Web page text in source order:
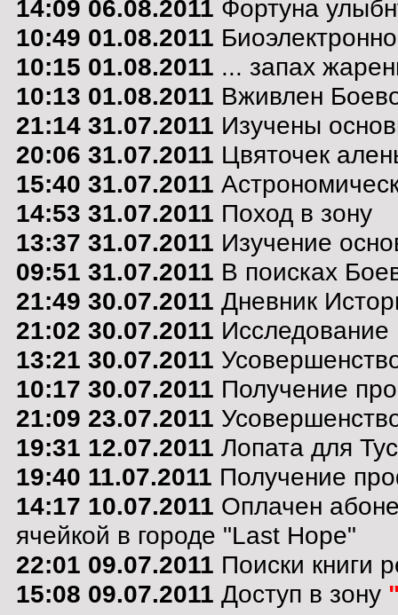
14:09 06.08.2011 Фортуна
10:49 01.08.2011
10:15 01.08.2011 ... запах
10:13 01.08.2011 Вживлен
21:14 31.07.2011 Изучены
20:06 31.07.2011 Цвяточек
15:40 31.07.2011
14:53 31.07.2011 Поход в зону
13:37 31.07.2011 Изучение
09:51 31.07.2011 В поисках
21:49 30.07.2011 Дневник
21:02 30.07.2011 Исследование
13:21 30.07.2011
10:17 30.07.2011 Получение
21:09 23.07.2011
19:31 12.07.2011 Лопата для
19:40 11.07.2011 Получение
14:17 10.07.2011 Оплачен
ячейкой в городе "Last Hope"
22:01 09.07.2011 Поиски книги
15:08 09.07.2011 Доступ в зону